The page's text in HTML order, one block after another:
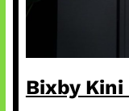
Bixby